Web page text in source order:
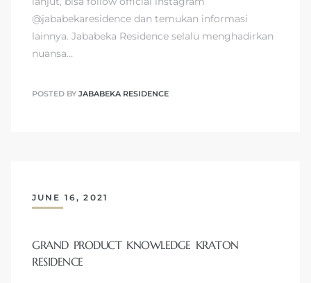
@jababekaresidence dan temukan informasi
lainnya. Jababeka Residence selalu menghadirkan
nuansa…
POSTED BY JABABEKA RESIDENCE
JUNE 16, 2021
GRAND PRODUCT KNOWLEDGE KRATON
RESIDENCE